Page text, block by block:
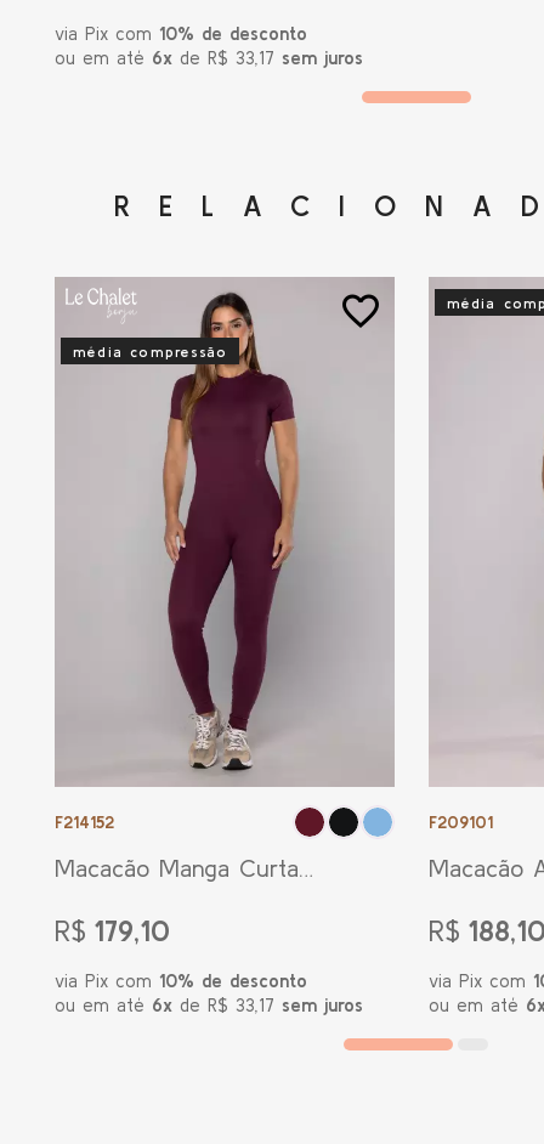
via Pix com 10% de desconto
ou em até 6x de R$ 33,17 sem juros
média compressão
favorite_border
F214152
Macacão Manga Curta
R$ 179,10
via Pix com 10% de desconto
ou em até 6x de R$ 33,17 sem juros
média
F209101
Macacão
R$
via Pix com
ou em até